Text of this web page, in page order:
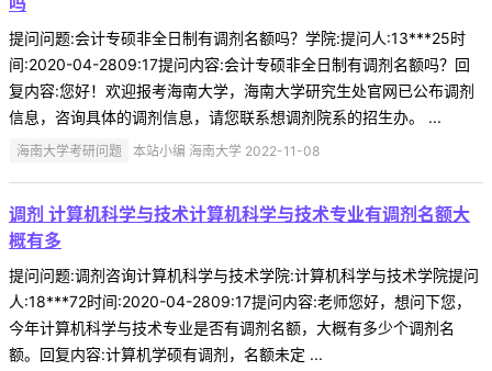
提问问题:会计专硕非全日制有调剂名额吗？学院:提问人:13***25时
间:2020-04-2809:17提问内容:会计专硕非全日制有调剂名额吗？回
复内容:您好！欢迎报考海南大学，海南大学研究生处官网已公布调剂
信息，咨询具体的调剂信息，请您联系想调剂院系的招生办。 ...
海南大学考研问题 本站小编 海南大学 2022-11-08
调剂 计算机科学与技术计算机科学与技术专业有调剂名额大
概有多
提问问题:调剂咨询计算机科学与技术学院:计算机科学与技术学院提问
人:18***72时间:2020-04-2809:17提问内容:老师您好，想问下您，
今年计算机科学与技术专业是否有调剂名额，大概有多少个调剂名
额。回复内容:计算机学硕有调剂，名额未定 ...